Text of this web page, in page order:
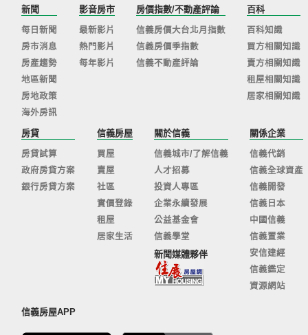
新聞
每日新聞
房市消息
房產趨勢
地區新聞
房地政策
海外房訊
影音房市
最新影片
熱門影片
每年影片
房價指數/不動產評論
信義房價大台北月指數
信義房價季指數
信義不動產評論
百科
百科知識
買方相關知識
賣方相關知識
租屋相關知識
居家相關知識
房貸
房貸試算
政府房貸方案
銀行房貸方案
信義房屋
買屋
賣屋
社區
實價登錄
租屋
居家生活
關於信義
信義城市/了解信義
人才招募
投資人專區
企業永續發展
公益基金會
信義學堂
新聞媒體夥伴
關係企業
信義代銷
信義全球資產
信義開發
信義日本
中國信義
信義置業
安信建經
信義鑑定
資源網站
信義房屋APP